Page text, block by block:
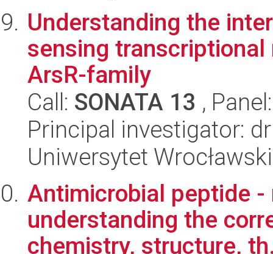
Understanding the
sensing
ArsR-family
Call: SONATA 13 ,
Principal investigator:
Uniwersytet
Antimicrobial peptide
understanding the
chemistry, structure,